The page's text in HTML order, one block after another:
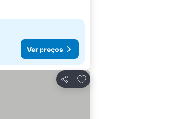
Ver preços
Partilhar
Adicionar aos favoritos